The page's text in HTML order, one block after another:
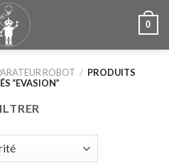
0
ROBOT / PRODUITS
“EVASION”